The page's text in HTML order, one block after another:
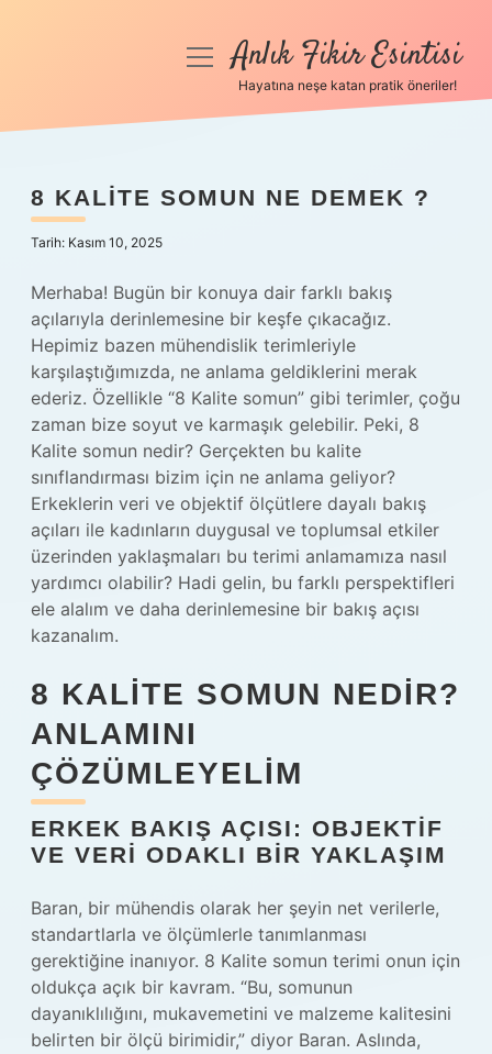
Anasayfa
Yasal Uyarı
menüyüAnlık Fikir Esintisi
Hayatına neşe katan pratik öneriler!
8 KALITE SOMUN NE DEMEK ?
Tarih: Kasım 10, 2025
Merhaba! Bugün bir konuya dair farklı bakış
açılarıyla derinlemesine bir keşfe çıkacağız.
Hepimiz bazen mühendislik terimleriyle
karşılaştığımızda, ne anlama geldiklerini merak
ederiz. Özellikle “8 Kalite somun” gibi terimler, çoğu
zaman bize soyut ve karmaşık gelebilir. Peki, 8
Kalite somun nedir? Gerçekten bu kalite
sınıflandırması bizim için ne anlama geliyor?
Erkeklerin veri ve objektif ölçütlere dayalı bakış
açıları ile kadınların duygusal ve toplumsal etkiler
üzerinden yaklaşmaları bu terimi anlamamıza nasıl
yardımcı olabilir? Hadi gelin, bu farklı perspektifleri
ele alalım ve daha derinlemesine bir bakış açısı
kazanalım.
8 KALITE SOMUN NEDIR?
ANLAMINI
ÇÖZÜMLEYELIM
ERKEK BAKIŞ AÇISI: OBJEKTIF
VE VERI ODAKLI BIR YAKLAŞIM
Baran, bir mühendis olarak her şeyin net verilerle,
standartlarla ve ölçümlerle tanımlanması
gerektiğine inanıyor. 8 Kalite somun terimi onun için
oldukça açık bir kavram. “Bu, somunun
dayanıklılığını, mukavemetini ve malzeme kalitesini
belirten bir ölçü birimidir,” diyor Baran. Aslında,